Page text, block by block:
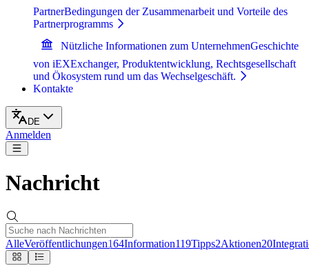
PartnerBedingungen der Zusammenarbeit und Vorteile des
Partnerprogramms
Nützliche Informationen zum UnternehmenGeschichte
von iEXExchanger, Produktentwicklung, Rechtsgesellschaft
und Ökosystem rund um das Wechselgeschäft.
Kontakte
DE
Anmelden
Nachricht
AlleVeröffentlichungen164Information119Tipps2Aktionen20